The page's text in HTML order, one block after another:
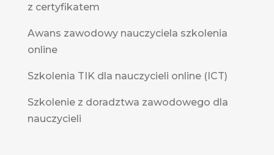
z certyfikatem
Awans zawodowy nauczyciela szkolenia
online
Szkolenia TIK dla nauczycieli online (ICT)
Szkolenie z doradztwa zawodowego dla
nauczycieli